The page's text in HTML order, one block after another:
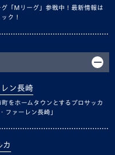
「Mリーグ」参戦中！最新情報は
ク！
ン長崎
をホームタウンとするプロサッカ
ファーレン長崎」
カ